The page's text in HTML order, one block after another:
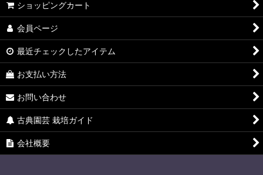
ショッピングカート
会員ページ
最近チェックしたアイテム
お支払い方法
お問い合わせ
古典園芸 栽培ガイド
会社概要